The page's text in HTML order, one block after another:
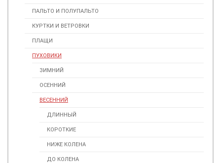
ПАЛЬТО И ПОЛУПАЛЬТО
КУРТКИ И ВЕТРОВКИ
ПЛАЩИ
ПУХОВИКИ
ЗИМНИЙ
ОСЕННИЙ
ВЕСЕННИЙ
ДЛИННЫЙ
КОРОТКИЕ
НИЖЕ КОЛЕНА
ДО КОЛЕНА